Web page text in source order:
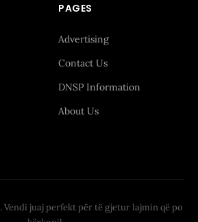
PAGES
Advertising
Contact Us
DNSP Information
About Us
juaj perfekt për të gjetur lajmin që po